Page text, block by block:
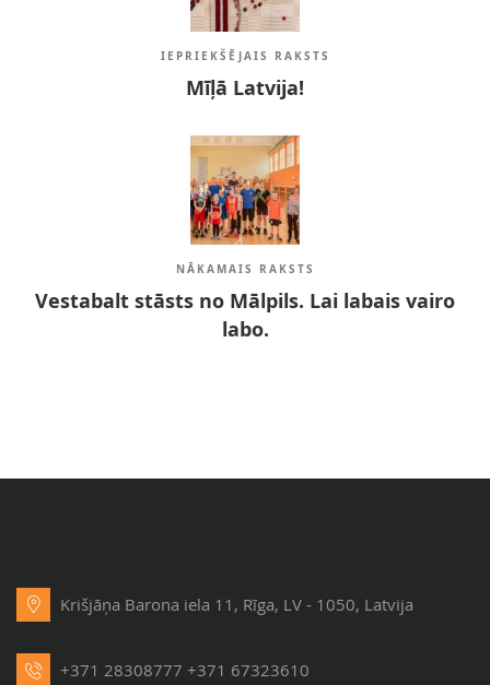
IEPRIEKŠĒJAIS RAKSTS
Mīļā Latvija!
NĀKAMAIS RAKSTS
Vestabalt stāsts no Mālpils. Lai labais vairo
labo.
Krišjāņa Barona iela 11, Rīga, LV - 1050, Latvija
+371 28308777 +371 67323610